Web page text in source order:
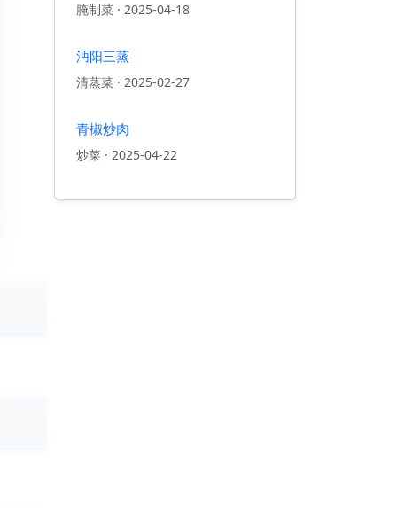
腌制菜 · 2025-04-18
沔阳三蒸
清蒸菜 · 2025-02-27
青椒炒肉
炒菜 · 2025-04-22